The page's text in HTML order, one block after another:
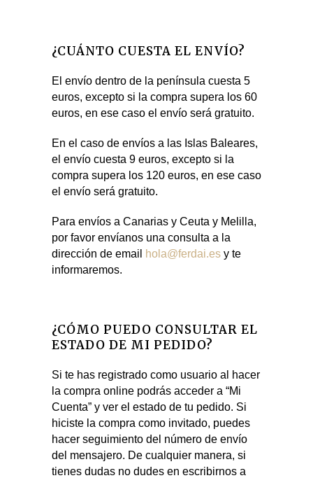
¿CUÁNTO CUESTA EL ENVÍO?
El envío dentro de la península cuesta 5
euros, excepto si la compra supera los 60
euros, en ese caso el envío será gratuito.
En el caso de envíos a las Islas Baleares,
el envío cuesta 9 euros, excepto si la
compra supera los 120 euros, en ese caso
el envío será gratuito.
Para envíos a Canarias y Ceuta y Melilla,
por favor envíanos una consulta a la
dirección de email
hola@ferdai.es y te
informaremos.
¿CÓMO PUEDO CONSULTAR EL
ESTADO DE MI PEDIDO?
Si te has registrado como usuario al hacer
la compra online podrás acceder a “Mi
Cuenta” y ver el estado de tu pedido. Si
hiciste la compra como invitado, puedes
hacer seguimiento del número de envío
del mensajero. De cualquier manera, si
tienes dudas no dudes en escribirnos a